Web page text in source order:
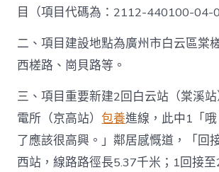
目（項目代碼為：2112-440100-04-
二、項目建設地點為廣州市白云區棠
西槎路、崗貝路等。
三、項目重要新建2回白云站（棠溪
電所（京高站）包養進線，此中1「
了應該很高興。」鄰居感慨道，「回
西站，線路路徑長5.37千米；1回接